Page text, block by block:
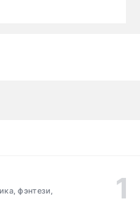
фэнтези,